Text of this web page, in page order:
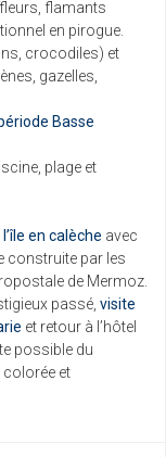
flamants
en pirogue.
crocodiles) et
gazelles,
Basse
plage et
en calèche avec
construite par les
de Mermoz.
passé, visite
et retour à l’hôtel
possible du
et